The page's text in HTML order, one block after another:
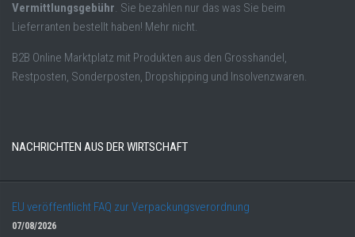
Vermittlungsgebühr. Sie bezahlen nur das was Sie beim
Lieferranten bestellt haben! Mehr nicht.
B2B Online Marktplatz mit Produkten aus den Grosshandel,
Restposten, Sonderposten, Dropshipping und Insolvenzwaren.
NACHRICHTEN AUS DER WIRTSCHAFT
EU veröffentlicht FAQ zur Verpackungsverordnung
07/08/2026